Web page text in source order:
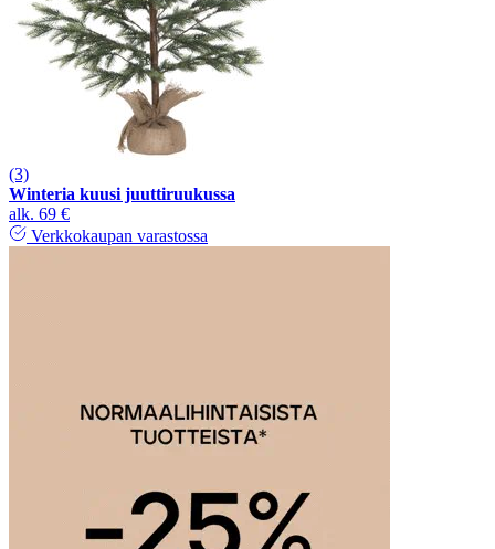
(3)
Winteria kuusi juuttiruukussa
alk. 69 €
Verkkokaupan varastossa